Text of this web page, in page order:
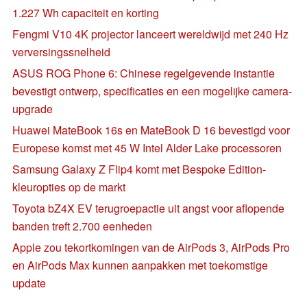
1.227 Wh capaciteit en korting
Fengmi V10 4K projector lanceert wereldwijd met 240 Hz
verversingssnelheid
ASUS ROG Phone 6: Chinese regelgevende instantie
bevestigt ontwerp, specificaties en een mogelijke camera-
upgrade
Huawei MateBook 16s en MateBook D 16 bevestigd voor
Europese komst met 45 W Intel Alder Lake processoren
Samsung Galaxy Z Flip4 komt met Bespoke Edition-
kleuropties op de markt
Toyota bZ4X EV terugroepactie uit angst voor aflopende
banden treft 2.700 eenheden
Apple zou tekortkomingen van de AirPods 3, AirPods Pro
en AirPods Max kunnen aanpakken met toekomstige
update